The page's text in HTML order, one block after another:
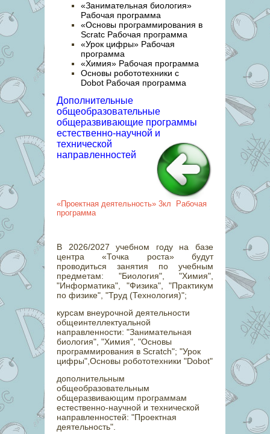
«Занимательная биология»
Рабочая программа
«Основы программирования в
Scratc Рабочая программа
«Урок цифры» Рабочая
программа
«Химия» Рабочая программа
Основы робототехники с
Dobot Рабочая программа
Дополнительные
общеобразовательные
общеразвивающие программы
естественно-научной и
технической
направленностей
«Проектная деятельность» 3кл Рабочая
программа
В 2026/2027 учебном году на базе
центра «Точка роста» будут
проводиться занятия по учебным
предметам: "Биология", "Химия",
"Информатика", "Физика", "Практикум
по физике", "Труд (Технология)";
курсам внеурочной деятельности
общеинтеллектуальной
направленности: "Занимательная
биология", "Химия", "Основы
программирования в Scratch"; "Урок
цифры",Основы робототехники "Dobot"
дополнительным
общеобразовательным
общеразвивающим программам
естественно-научной и технической
направленностей: "Проектная
деятельность".